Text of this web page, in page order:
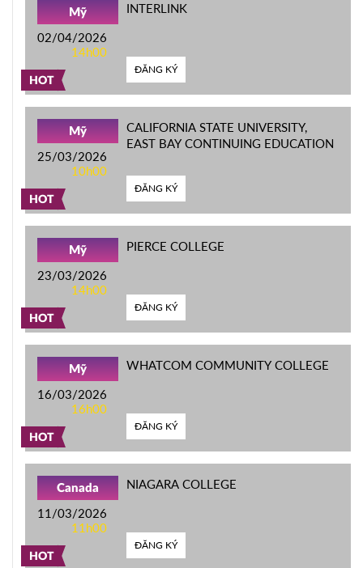
HOT
Mỹ
02/04/2026
14h00
INTERLINK
ĐĂNG KÝ
HOT
Mỹ
25/03/2026
10h00
CALIFORNIA STATE UNIVERSITY,
EAST BAY CONTINUING EDUCATION
ĐĂNG KÝ
HOT
Mỹ
23/03/2026
14h00
PIERCE COLLEGE
ĐĂNG KÝ
HOT
Mỹ
16/03/2026
16h00
WHATCOM COMMUNITY COLLEGE
ĐĂNG KÝ
HOT
Canada
11/03/2026
11h00
NIAGARA COLLEGE
ĐĂNG KÝ